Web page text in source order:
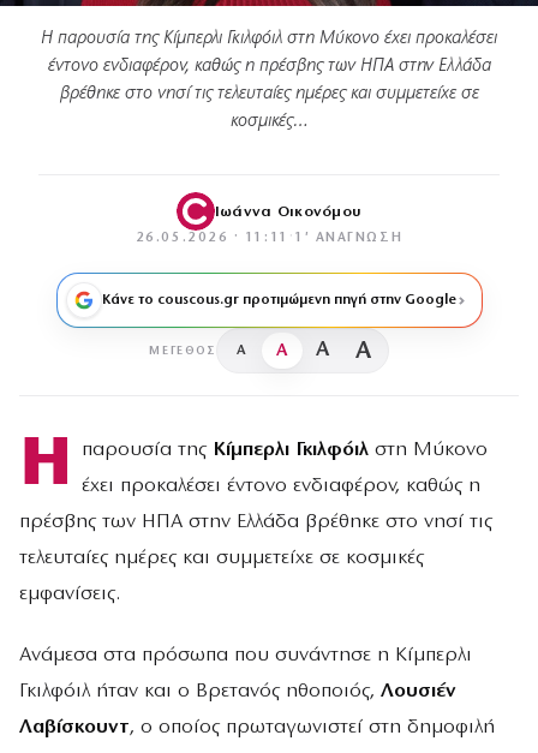
Η παρουσία της Κίμπερλι Γκιλφόιλ στη Μύκονο έχει προκαλέσει
έντονο ενδιαφέρον, καθώς η πρέσβης των ΗΠΑ στην Ελλάδα
βρέθηκε στο νησί τις τελευταίες ημέρες και συμμετείχε σε
κοσμικές…
Ιωάννα Οικονόμου
26.05.2026 · 11:11 · 1′ ΑΝΆΓΝΩΣΗ
Κάνε το couscous.gr προτιμώμενη πηγή στην Google
ΜΈΓΕΘΟΣ A A A A
Η παρουσία της Κίμπερλι Γκιλφόιλστη Μύκονο
έχει προκαλέσει έντονο ενδιαφέρον, καθώς η
πρέσβης των ΗΠΑ στην Ελλάδα βρέθηκε στο νησί τις
τελευταίες ημέρες και συμμετείχε σε κοσμικές
εμφανίσεις.
Ανάμεσα στα πρόσωπα που συνάντησε η Κίμπερλι
Γκιλφόιλ ήταν και ο Βρετανός ηθοποιός, Λουσιέν
Λαβίσκουντ, ο οποίος πρωταγωνιστεί στη δημοφιλή